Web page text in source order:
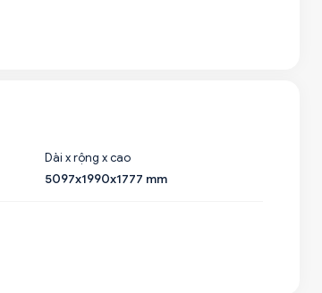
Dài x rộng x cao
5097x1990x1777 mm